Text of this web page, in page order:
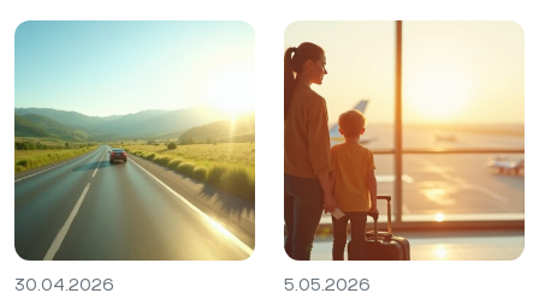
30.04.2026 5.05.2026